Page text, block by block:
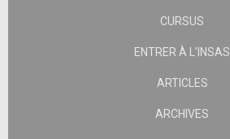
CURSUS
ENTRER À L’INSAS
ARTICLES
ARCHIVES